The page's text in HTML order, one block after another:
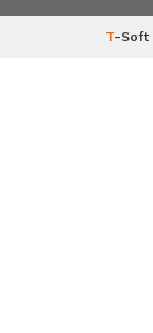
T-Soft